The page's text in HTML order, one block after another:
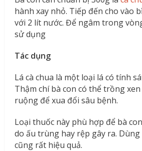
hành xay nhỏ. Tiếp đến cho vào
với 2 lít nước. Để ngâm trong
sử dụng
Tác dụng
Lá cà chua là một loại lá có tính
Thậm chí bà con có thể trồng
ruộng để xua đổi sâu bệnh.
Loại thuốc này phù hợp để bà
do ấu trùng hay rệp gây ra.
cũng rất hiệu quả.